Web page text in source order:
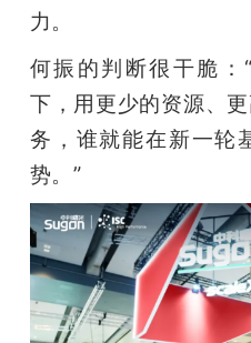
力。
何振的判断很干脆
下，用更少的资源、
务，谁就能在新一轮
势。”